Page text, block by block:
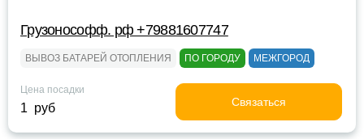
Грузонософф. рф +79881607747
ВЫВОЗ БАТАРЕЙ ОТОПЛЕНИЯ ПО ГОРОДУ МЕЖГОРОД
Цена посадки
1 руб Связаться